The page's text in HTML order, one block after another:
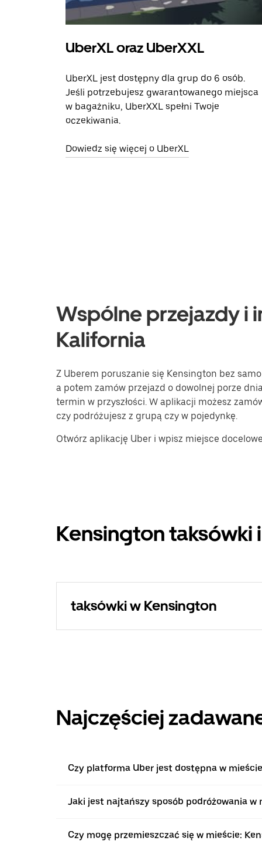
UberXL oraz UberXXL
UberXL jest dostępny dla grup do 6 osób.
Jeśli potrzebujesz gwarantowanego miejsca
w bagażniku, UberXXL spełni Twoje
oczekiwania.
Dowiedz się więcej o UberXL
Wspólne przejazdy i
Kalifornia
Z Uberem poruszanie się Kensington bez
a potem zamów przejazd o dowolnej porze
termin w przyszłości. W aplikacji możesz
czy podróżujesz z grupą czy w pojedynkę.
Otwórz aplikację Uber i wpisz miejsce
Kensington taksówki
taksówki w Kensington
Najczęściej
Czy platforma Uber jest dostępna w
Jaki jest najtańszy sposób podróżowania w
Czy mogę przemieszczać się w mieście: